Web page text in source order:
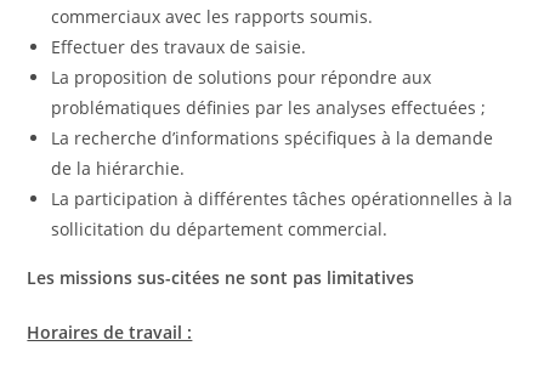
commerciaux avec les rapports soumis.
Effectuer des travaux de saisie.
La proposition de solutions pour répondre aux
problématiques définies par les analyses effectuées ;
La recherche d’informations spécifiques à la demande
de la hiérarchie.
La participation à différentes tâches opérationnelles à la
sollicitation du département commercial.
Les missions sus-citées ne sont pas limitatives
Horaires de travail :